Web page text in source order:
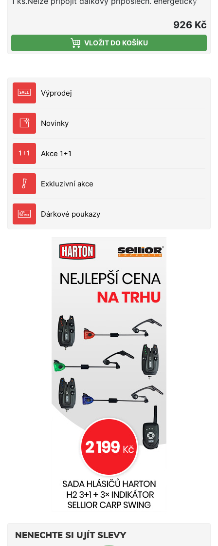
Výprodej
Novinky
Akce 1+1
Exkluzivní akce
Dárkové poukazy
NENECHTE SI UJÍT SLEVY
ovládání hlasitosti 5 úrovní + tichý režim 7 různých
tónů nastavení citlivosti 4 úrovně ultra-jasné bílé
LED v případě záběru odolný proti vodě, odolný
proti nárazům napájení 2 x 1,5 V AAA baterie (Není
2048552 červená 2048553 zelená 2048554 žlutá
926 Kč
VLOŽIT DO KOŠÍKU